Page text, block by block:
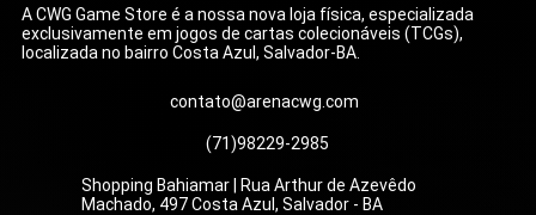
A CWG Game Store é a nossa nova loja física, especializada
exclusivamente em jogos de cartas colecionáveis (TCGs),
localizada no bairro Costa Azul, Salvador-BA.
contato@arenacwg.com
(71)98229-2985
Shopping Bahiamar | Rua Arthur de Azevêdo
Machado, 497 Costa Azul, Salvador - BA